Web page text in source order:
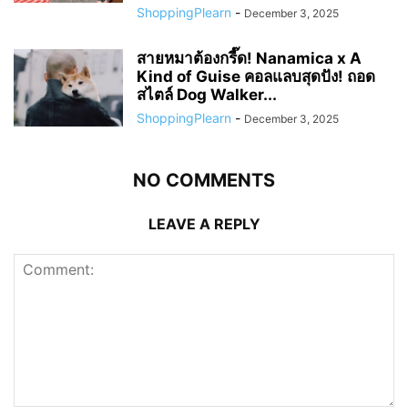
ShoppingPlearn - December 3, 2025
สายหมาต้องกรี๊ด! Nanamica x A
Kind of Guise คอลแลบสุดปัง! ถอด
สไตล์ Dog Walker...
ShoppingPlearn - December 3, 2025
NO COMMENTS
LEAVE A REPLY